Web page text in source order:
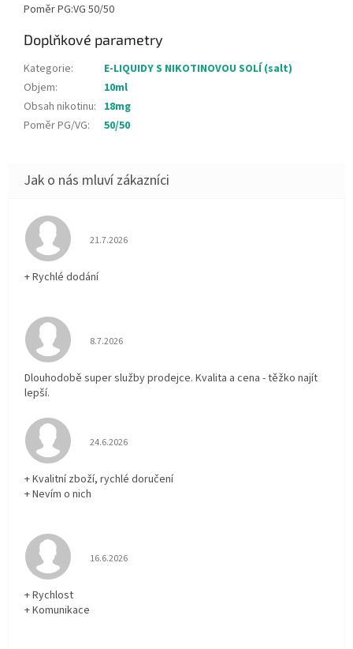
Poměr PG:VG 50/50
Doplňkové parametry
Kategorie:
E-LIQUIDY S NIKOTINOVOU SOLÍ (salt)
Objem:
10ml
Obsah nikotinu: 18mg
Poměr PG/VG: 50/50
Hodnocení obchodu je 5 z 5 hvězdiček.
21.7.2026
+ Rychlé dodání
Hodnocení obchodu je 5 z 5 hvězdiček.
8.7.2026
Dlouhodobě super služby prodejce. Kvalita a cena - těžko najít
lepší.
Hodnocení obchodu je 5 z 5 hvězdiček.
24.6.2026
+ Kvalitní zboží, rychlé doručení
+ Nevím o nich
Hodnocení obchodu je 5 z 5 hvězdiček.
16.6.2026
+ Rychlost
+ Komunikace